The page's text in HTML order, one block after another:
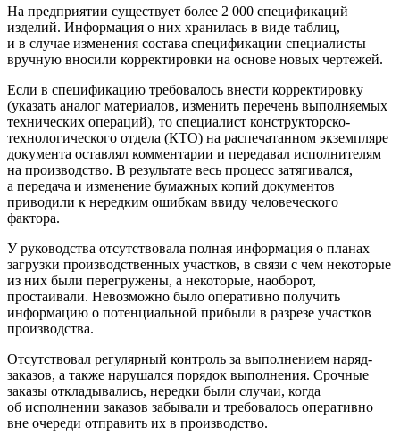
На предприятии существует более 2 000 спецификаций
изделий. Информация о них хранилась в виде таблиц,
и в случае изменения состава спецификации специалисты
вручную вносили корректировки на основе новых чертежей.
Если в спецификацию требовалось внести корректировку
(указать аналог материалов, изменить перечень выполняемых
технических операций), то специалист конструкторско-
технологического отдела (КТО) на распечатанном экземпляре
документа оставлял комментарии и передавал исполнителям
на производство. В результате весь процесс затягивался,
а передача и изменение бумажных копий документов
приводили к нередким ошибкам ввиду человеческого
фактора.
У руководства отсутствовала полная информация о планах
загрузки производственных участков, в связи с чем некоторые
из них были перегружены, а некоторые, наоборот,
простаивали. Невозможно было оперативно получить
информацию о потенциальной прибыли в разрезе участков
производства.
Отсутствовал регулярный контроль за выполнением наряд-
заказов, а также нарушался порядок выполнения. Срочные
заказы откладывались, нередки были случаи, когда
об исполнении заказов забывали и требовалось оперативно
вне очереди отправить их в производство.